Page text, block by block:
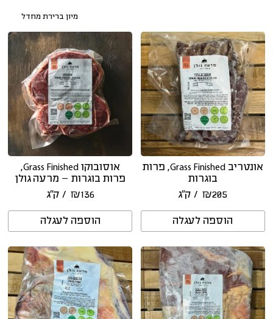
אונטריב Grass Finished, פרות
בוגרות
₪205 / ק״ג
הוספה לעגלה
אוסובוקו Grass Finished,
פרות בוגרות – מרעה גולן
₪136 / ק״ג
הוספה לעגלה